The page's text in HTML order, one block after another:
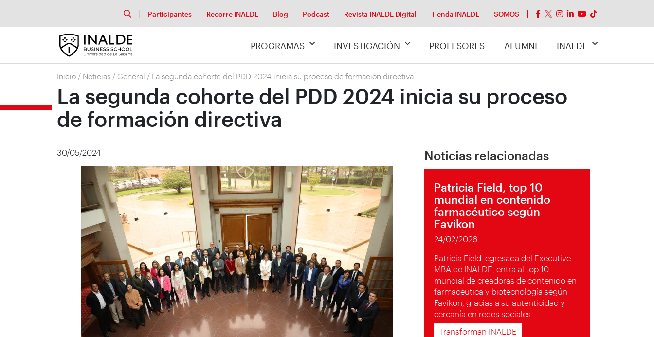
Participantes Recorre INALDE Blog Podcast Revista INALDE Digital Tienda INALDE SOMOS
PROGRAMAS INVESTIGACIÓN PROFESORES ALUMNI INALDE
Inicio / Noticias / General / La segunda cohorte del PDD 2024 inicia su proceso de formación directiva
La segunda cohorte del PDD 2024 inicia su proceso
de formación directiva
30/05/2024 Noticias relacionadas
Patricia Field, top 10
mundial en contenido
farmacéutico según
Favikon
24/02/2026
Patricia Field, egresada del Executive
MBA de INALDE, entra al top 10
mundial de creadoras de contenido en
farmacéutica y biotecnología según
Favikon, gracias a su autenticidad y
cercanía en redes sociales.
Transforman INALDE